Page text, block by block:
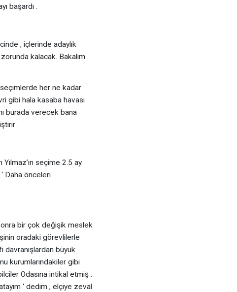
başardı .
, içlerinde adaylık
kalacak. Bakalım
seçimlerde her ne kadar
gibi hala kasaba havası
burada verecek bana
.
seçime 2.5 ay
Daha önceleri
bir çok değişik meslek
oradaki görevlilerle
davranışlardan büyük
kurumlarındakiler gibi
Odasına intikal etmiş .
‘ dedim , elçiye zeval